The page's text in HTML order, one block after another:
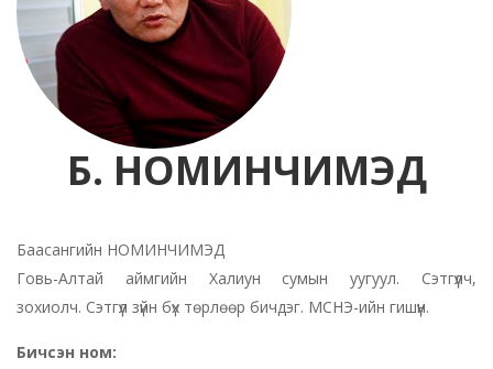
Б. НОМИНЧИМЭД
Баасангийн НОМИНЧИМЭД
Говь-Алтай аймгийн Халиун сумын уугуул. Сэтгүүлч,
зохиолч. Сэтгүүл зүйн бүх төрлөөр бичдэг. МСНЭ-ийн гишүүн.
Бичсэн ном: